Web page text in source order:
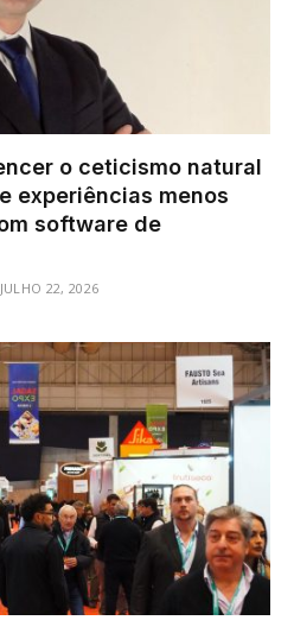
o ceticismo natural
experiências menos
software de
JULHO 22, 2026